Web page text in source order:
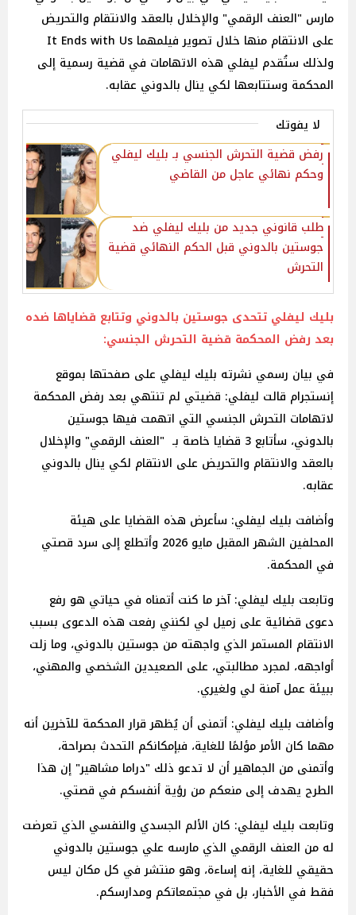
مارس "العنف الرقمي" والإخلال بالعقد والانتقام والتحريض
على الانتقام منها خلال تصوير فيلمهما It Ends with Us
ولذلك ستُقدم ليفلي هذه الاتهامات في قضية رسمية إلى
المحكمة وستتابعها لكي ينال بالدوني عقابه.
لا يفوتك
رفض قضية التحرش الجنسي بـ بليك ليفلي
وحكم نهائي عاجل من القاضي
طلب قانوني جديد من بليك ليفلي ضد
جوستين بالدوني قبل الحكم النهائي قضية
التحرش
بليك ليفلي تتحدى جوستين بالدوني وتتابع قضاياها ضده
بعد رفض المحكمة قضية التحرش الجنسي:
في بيان رسمي نشرته بليك ليفلي على صفحتها بموقع
إنستجرام قالت ليفلي: قضيتي لم تنتهي بعد رفض المحكمة
لاتهامات التحرش الجنسي التي اتهمت فيها جوستين
بالدوني، سأتابع 3 قضايا خاصة بـ "العنف الرقمي" والإخلال
بالعقد والانتقام والتحريض على الانتقام لكي ينال بالدوني
عقابه.
وأضافت بليك ليفلي: سأعرض هذه القضايا على هيئة
المحلفين الشهر المقبل مايو 2026 وأتطلع إلى سرد قصتي
في المحكمة.
وتابعت بليك ليفلي: آخر ما كنت أتمناه في حياتي هو رفع
دعوى قضائية على زميل لي لكنني رفعت هذه الدعوى بسبب
الانتقام المستمر الذي واجهته من جوستين بالدوني، وما زلت
أواجهه، لمجرد مطالبتي، على الصعيدين الشخصي والمهني،
ببيئة عمل آمنة لي ولغيري.
وأضافت بليك ليفلي: أتمنى أن يُظهر قرار المحكمة للآخرين أنه
مهما كان الأمر مؤلمًا للغاية، فبإمكانكم التحدث بصراحة،
وأتمنى من الجماهير أن لا تدعو ذلك "دراما مشاهير" إن هذا
الطرح يهدف إلى منعكم من رؤية أنفسكم في قصتي.
وتابعت بليك ليفلي: كان الألم الجسدي والنفسي الذي تعرضت
له من العنف الرقمي الذي مارسه علي جوستين بالدوني
حقيقي للغاية، إنه إساءة، وهو منتشر في كل مكان ليس
فقط في الأخبار، بل في مجتمعاتكم ومدارسكم.